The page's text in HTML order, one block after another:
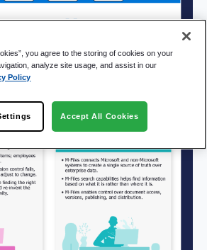
you agree to the storing of cookies on your
analyze site usage, and assist in our
Policy
Accept All Cookies